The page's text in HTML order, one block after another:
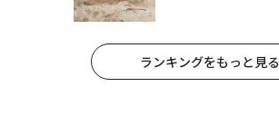
ランキングをもっと見る